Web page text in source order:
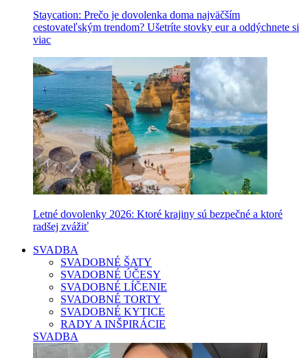
Staycation: Prečo je dovolenka doma najväčším
cestovateľským trendom? Ušetríte stovky eur a oddýchnete si
viac
Letné dovolenky 2026: Ktoré krajiny sú bezpečné a ktoré
radšej zvážiť
SVADBA
SVADOBNÉ ŠATY
SVADOBNÉ ÚČESY
SVADOBNÉ LÍČENIE
SVADOBNÉ TORTY
SVADOBNÉ KYTICE
RADY A INŠPIRÁCIE
SVADBA